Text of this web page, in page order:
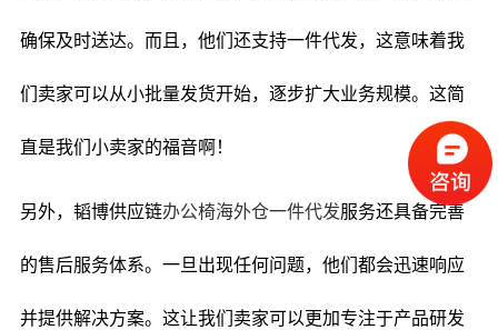
确保及时送达。而且，他们还支持一件代发，这意味着我
们卖家可以从小批量发货开始，逐步扩大业务规模。这简
直是我们小卖家的福音啊！
另外，韬博供应链办公椅海外仓一件代发服务还具备完善
的售后服务体系。一旦出现任何问题，他们都会迅速响应
并提供解决方案。这让我们卖家可以更加专注于产品研发